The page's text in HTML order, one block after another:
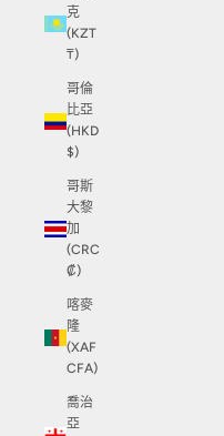
克
(KZT
₸)
哥倫
比亞
(HKD
$)
哥斯
大黎
加
(CRC
₡)
喀麥
隆
(XAF
CFA)
喬治
亞